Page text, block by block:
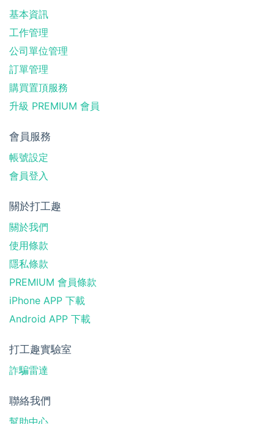
基本資訊
工作管理
公司單位管理
訂單管理
購買置頂服務
升級 PREMIUM 會員
會員服務
帳號設定
會員登入
關於打工趣
關於我們
使用條款
隱私條款
PREMIUM 會員條款
iPhone APP 下載
Android APP 下載
打工趣實驗室
詐騙雷達
聯絡我們
幫助中心